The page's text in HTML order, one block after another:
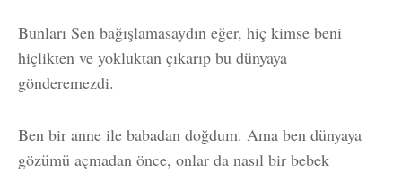
Bunları Sen bağışlamasaydın eğer, hiç kimse beni
hiçlikten ve yokluktan çıkarıp bu dünyaya
gönderemezdi.
Ben bir anne ile babadan doğdum. Ama ben dünyaya
gözümü açmadan önce, onlar da nasıl bir bebek